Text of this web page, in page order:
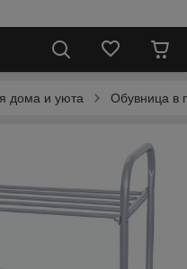
дома и уюта Обувница в